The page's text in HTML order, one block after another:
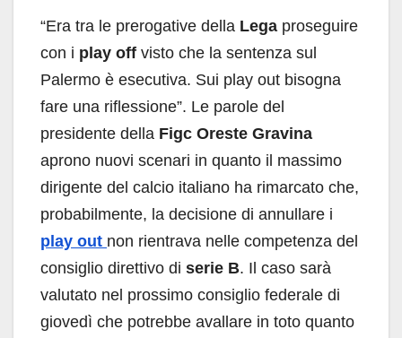
“Era tra le prerogative della Lega proseguire
con i play off visto che la sentenza sul
Palermo è esecutiva. Sui play out bisogna
fare una riflessione”. Le parole del
presidente della Figc Oreste Gravina
aprono nuovi scenari in quanto il massimo
dirigente del calcio italiano ha rimarcato che,
probabilmente, la decisione di annullare i
play out non rientrava nelle competenza del
consiglio direttivo di serie B. Il caso sarà
valutato nel prossimo consiglio federale di
giovedì che potrebbe avallare in toto quanto